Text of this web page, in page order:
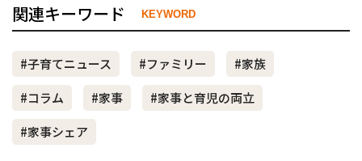
関連キーワード KEYWORD
#子育てニュース #ファミリー
#家族
#コラム
#家事
#家事と育児の両立
#家事シェア